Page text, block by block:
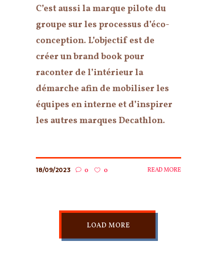
C’est aussi la marque pilote du
groupe sur les processus d’éco-
conception. L’objectif est de
créer un brand book pour
raconter de l’intérieur la
démarche afin de mobiliser les
équipes en interne et d’inspirer
les autres marques Decathlon.
18/09/2023 0 0 READ MORE
LOAD MORE